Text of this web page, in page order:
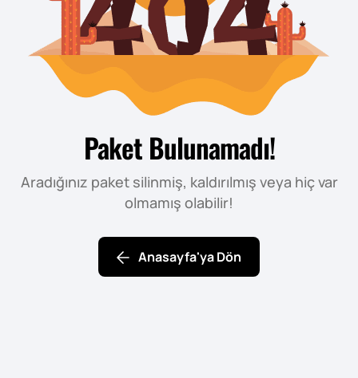
Paket Bulunamadı!
Aradığınız paket silinmiş, kaldırılmış veya hiç var
olmamış olabilir!
Anasayfa'ya Dön